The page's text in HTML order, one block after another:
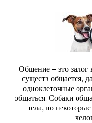
Общение – это
существ общается,
одноклеточные
общаться. Собаки
тела, но